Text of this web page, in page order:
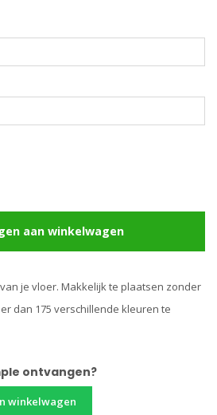
aan winkelwagen
je vloer. Makkelijk te plaatsen zonder
dan 175 verschillende kleuren te
ontvangen?
winkelwagen